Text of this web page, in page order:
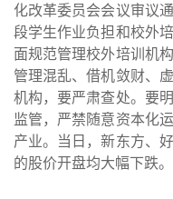
化改革委员会会议审议
段学生作业负担和校外
面规范管理校外培训机
管理混乱、借机敛财、
机构，要严肃查处。要
监管，严禁随意资本化
产业。当日，新东方、
的股价开盘均大幅下跌。